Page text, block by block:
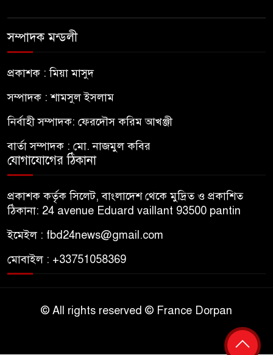
সম্পাদক মন্ডলী
প্রকাশক : মিয়া মাসুদ
সম্পাদক : শামসুল ইসলাম
নির্বাহী সম্পাদক: ফেরদৌস করিম আখঞ্জী
বার্তা সম্পাদক : মো. নাজমুল কবির
যোগাযোগের ঠিকানা
প্রকাশক কর্তৃক সিলেট, বাংলাদেশ থেকে মুদ্রিত ও প্রকাশিত
ঠিকানা: 24 avenue Eduard vaillant 93500 pantin
ইমেইল : fbd24news@gmail.com
মোবাইল : +33751058369
© All rights reserved © France Dorpan